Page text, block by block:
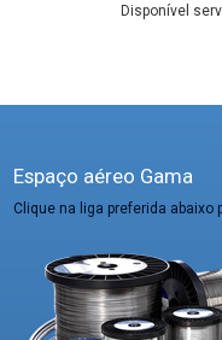
Disponível
Espaço aéreo Gama
Clique na liga preferida